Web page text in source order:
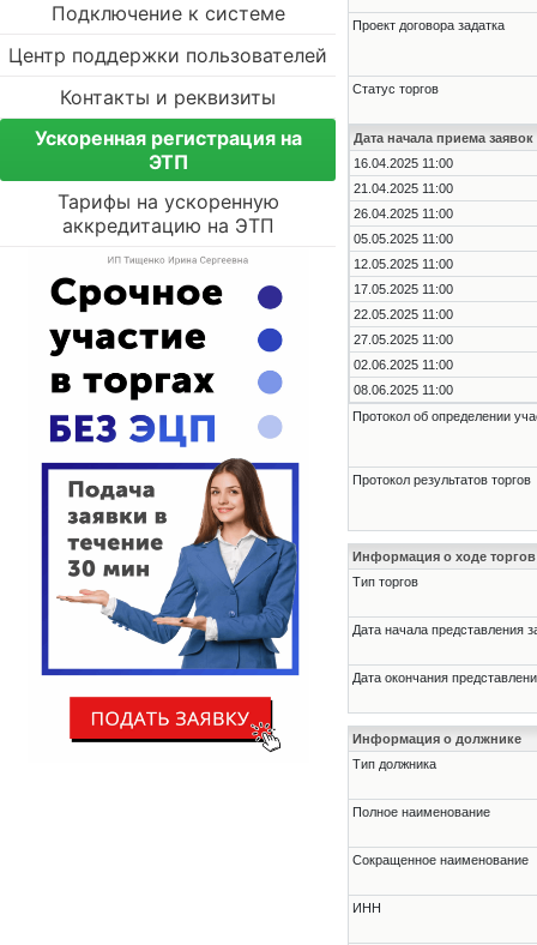
Подключение к системе
Центр поддержки пользователей
Контакты и реквизиты
Ускоренная регистрация на
ЭТП
Тарифы на ускоренную
аккредитацию на ЭТП
Проект договора задатка
Статус торгов
Дата начала приема заявок
16.04.2025 11:00
21.04.2025 11:00
26.04.2025 11:00
05.05.2025 11:00
12.05.2025 11:00
17.05.2025 11:00
22.05.2025 11:00
27.05.2025 11:00
02.06.2025 11:00
08.06.2025 11:00
Протокол об определении
Протокол результатов торгов
Информация о ходе торгов
Тип торгов
Дата начала представления
Дата окончания
Информация о должнике
Тип должника
Полное наименование
Сокращенное наименование
ИНН